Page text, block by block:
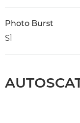
Photo Burst
SÌ